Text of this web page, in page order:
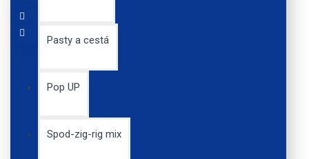
Pasty a cestá
Pop UP
Spod-zig-rig mix